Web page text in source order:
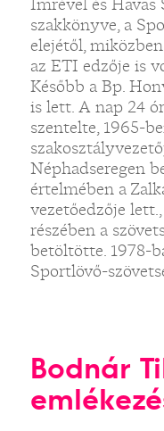
szakkönyve, a
elejétől,
az ETI edzője is
Később a Bp.
is lett. A nap 24
szentelte, 1965-
Néphadseregen
értelmében a
vezetőedzője
részében a
betöltötte. 1978-
Sportlövő-
Bodnár